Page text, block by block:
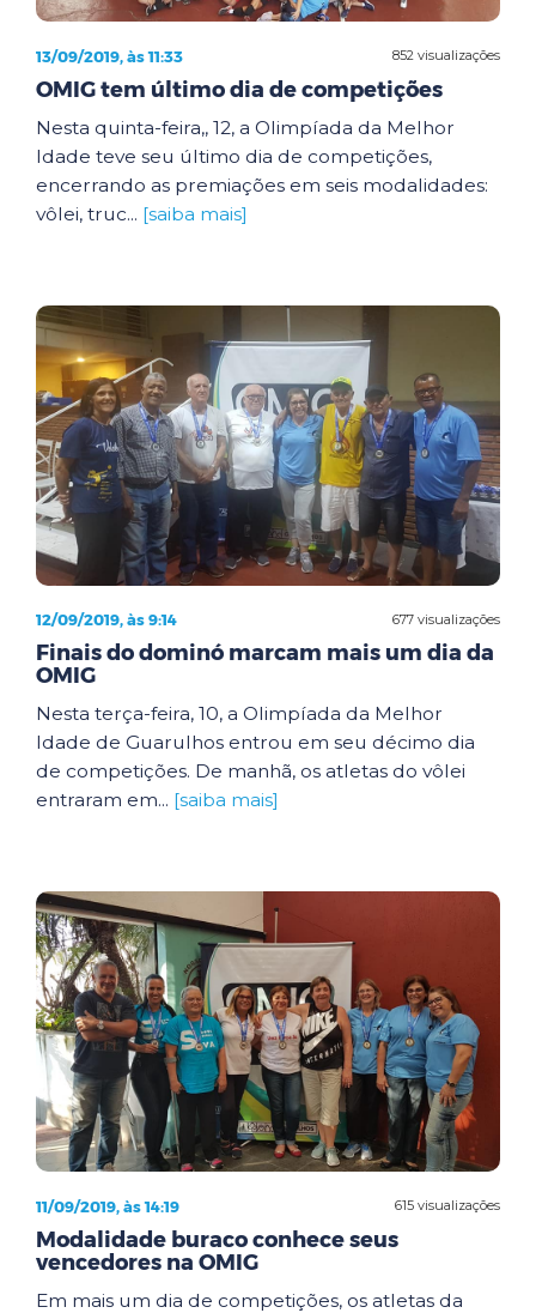
852 visualizações
13/09/2019, às 11:33
OMIG tem último dia de competições
Nesta quinta-feira,, 12, a Olimpíada da Melhor
Idade teve seu último dia de competições,
encerrando as premiações em seis modalidades:
vôlei, truc... [saiba mais]
677 visualizações
12/09/2019, às 9:14
Finais do dominó marcam mais um dia da
OMIG
Nesta terça-feira, 10, a Olimpíada da Melhor
Idade de Guarulhos entrou em seu décimo dia
de competições. De manhã, os atletas do vôlei
entraram em... [saiba mais]
615 visualizações
11/09/2019, às 14:19
Modalidade buraco conhece seus
vencedores na OMIG
Em mais um dia de competições, os atletas da